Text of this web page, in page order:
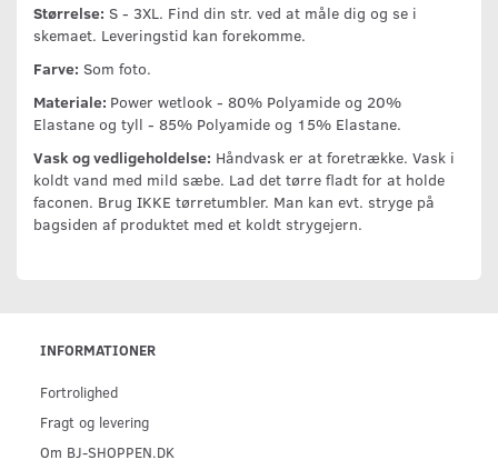
Størrelse: S - 3XL. Find din str. ved at måle dig og se i
skemaet. Leveringstid kan forekomme.
Farve: Som foto.
Materiale: Power wetlook - 80% Polyamide og 20%
Elastane og tyll - 85% Polyamide og 15% Elastane.
Vask og vedligeholdelse: Håndvask er at foretrække. Vask i
koldt vand med mild sæbe. Lad det tørre fladt for at holde
faconen. Brug IKKE tørretumbler. Man kan evt. stryge på
bagsiden af produktet med et koldt strygejern.
INFORMATIONER
Fortrolighed
Fragt og levering
Om BJ-SHOPPEN.DK